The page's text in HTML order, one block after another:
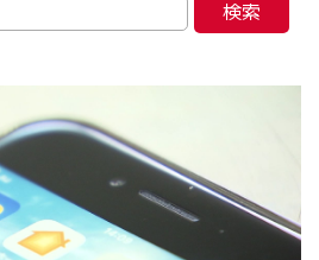
検索